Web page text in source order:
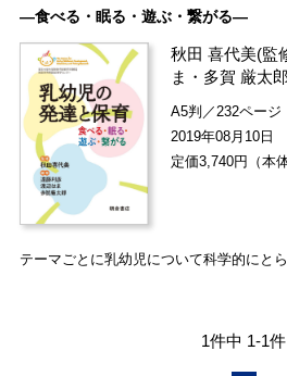
―食べる・眠る・遊ぶ・繋がる―
秋田 喜代美(監
ま ・ 多賀 厳太郎
A5判／232ページ
2019年08月10日
定価3,740円（本
テーマごとに乳幼児について科学的にとら
1件中 1-1件